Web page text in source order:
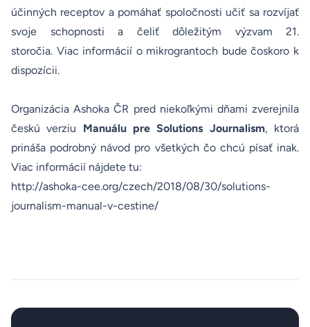
účinných receptov a pomáhať spoločnosti učiť sa rozvíjať
svoje schopnosti a čeliť dôležitým výzvam 21.
storočia. Viac informácií o mikrograntoch bude čoskoro k
dispozícii.
Organizácia Ashoka ČR pred niekoľkými dňami zverejnila
českú verziu Manuálu pre Solutions Journalism, ktorá
prináša podrobný návod pro všetkých čo chcú písať inak.
Viac informácií nájdete tu:
http://ashoka-cee.org/czech/2018/08/30/solutions-
journalism-manual-v-cestine/